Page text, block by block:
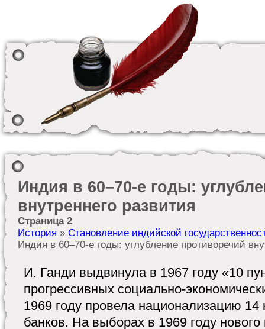
Индия в 60–70-е годы:
внутреннего развития
Страница 2
История » Становление индийской
Индия в 60–70-е годы: углубление противоречий
И. Ганди выдвинула в 1967 году «10
прогрессивных социально-
1969 году провела национализацию 14
банков. На выборах в 1969 году